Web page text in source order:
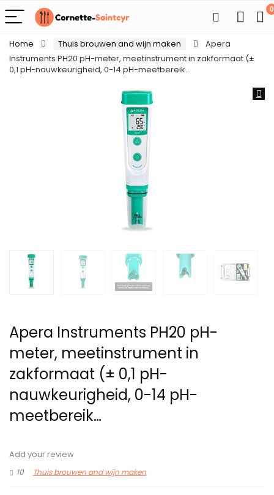
0
Home Thuis brouwen and wijn maken
Apera
Instruments PH20 pH-meter, meetinstrument in zakformaat (±
0,1 pH-nauwkeurigheid, 0-14 pH-meetbereik…
Apera Instruments PH20 pH-
meter, meetinstrument in
zakformaat (± 0,1 pH-
nauwkeurigheid, 0-14 pH-
meetbereik…
Add your review
10
Thuis brouwen and wijn maken